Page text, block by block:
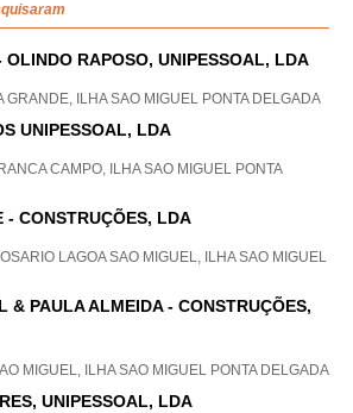
OLINDO RAPOSO, UNIPESSOAL, LDA
GRANDE, ILHA SAO MIGUEL PONTA DELGADA
UNIPESSOAL, LDA
CAMPO, ILHA SAO MIGUEL PONTA
- CONSTRUÇÕES, LDA
LAGOA SAO MIGUEL, ILHA SAO MIGUEL
& PAULA ALMEIDA - CONSTRUÇÕES,
MIGUEL, ILHA SAO MIGUEL PONTA DELGADA
UNIPESSOAL, LDA